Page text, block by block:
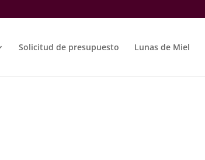
Solicitud de presupuesto Lunas de Miel